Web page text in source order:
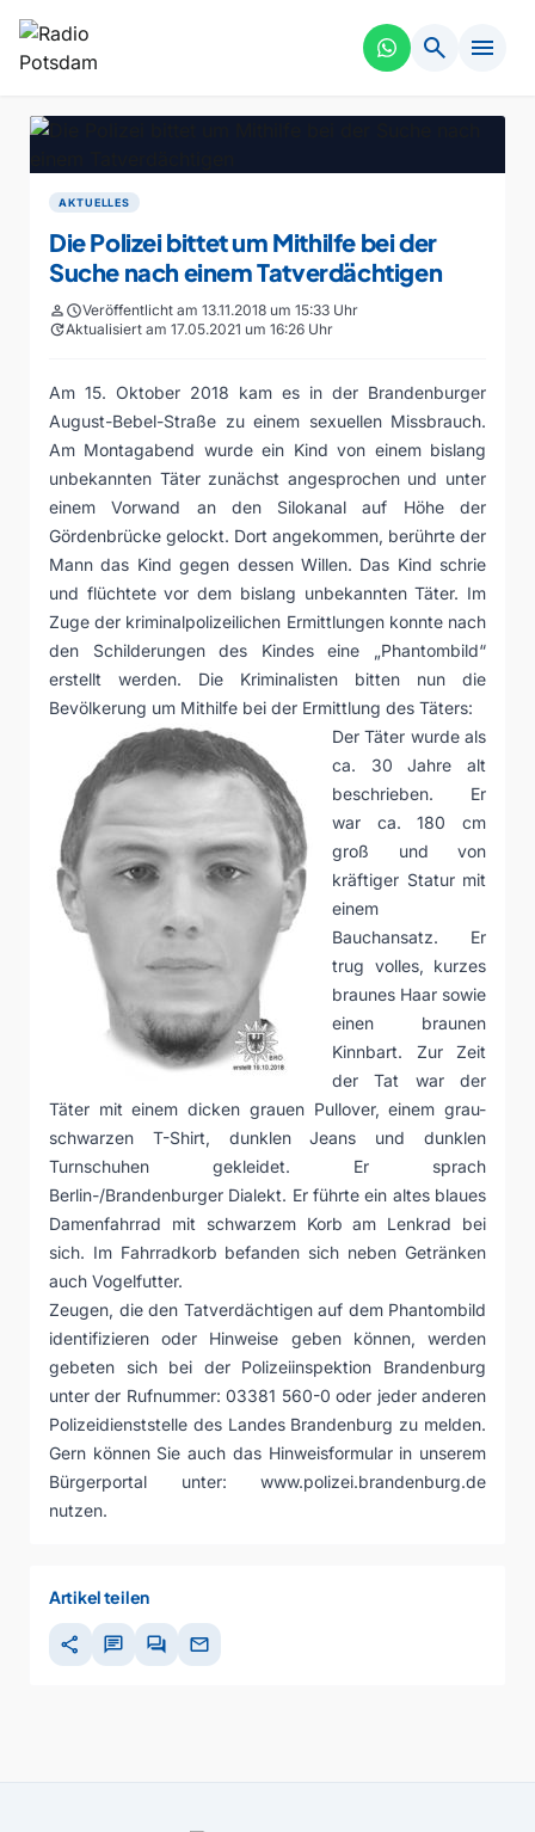
search menu
AKTUELLES
Die Polizei bittet um Mithilfe bei der
Suche nach einem Tatverdächtigen
personscheduleVeröffentlicht am 13.11.2018 um 15:33 Uhr
updateAktualisiert am 17.05.2021 um 16:26 Uhr
Am 15. Oktober 2018 kam es in der Brandenburger
August-Bebel-Straße zu einem sexuellen Missbrauch.
Am Montagabend wurde ein Kind von einem bislang
unbekannten Täter zunächst angesprochen und unter
einem Vorwand an den Silokanal auf Höhe der
Gördenbrücke gelockt. Dort angekommen, berührte der
Mann das Kind gegen dessen Willen. Das Kind schrie
und flüchtete vor dem bislang unbekannten Täter. Im
Zuge der kriminalpolizeilichen Ermittlungen konnte nach
den Schilderungen des Kindes eine „Phantombild“
erstellt werden. Die Kriminalisten bitten nun die
Bevölkerung um Mithilfe bei der Ermittlung des Täters:
Der Täter wurde als
ca. 30 Jahre alt
beschrieben. Er
war ca. 180 cm
groß und von
kräftiger Statur mit
einem
Bauchansatz. Er
trug volles, kurzes
braunes Haar sowie
einen braunen
Kinnbart. Zur Zeit
der Tat war der
Täter mit einem dicken grauen Pullover, einem grau-
schwarzen T-Shirt, dunklen Jeans und dunklen
Turnschuhen gekleidet. Er sprach
Berlin-/Brandenburger Dialekt. Er führte ein altes blaues
Damenfahrrad mit schwarzem Korb am Lenkrad bei
sich. Im Fahrradkorb befanden sich neben Getränken
auch Vogelfutter.
Zeugen, die den Tatverdächtigen auf dem Phantombild
identifizieren oder Hinweise geben können, werden
gebeten sich bei der Polizeiinspektion Brandenburg
unter der Rufnummer: 03381 560-0 oder jeder anderen
Polizeidienststelle des Landes Brandenburg zu melden.
Gern können Sie auch das Hinweisformular in unserem
Bürgerportal unter: www.polizei.brandenburg.de
nutzen.
Artikel teilen
share chat forum mail